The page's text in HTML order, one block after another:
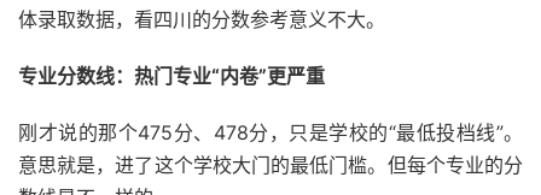
体录取数据，看四川的分数参考意义不大。
专业分数线：热门专业“内卷”更严重
刚才说的那个475分、478分，只是学校的“最低投档线”。
意思就是，进了这个学校大门的最低门槛。但每个专业的分